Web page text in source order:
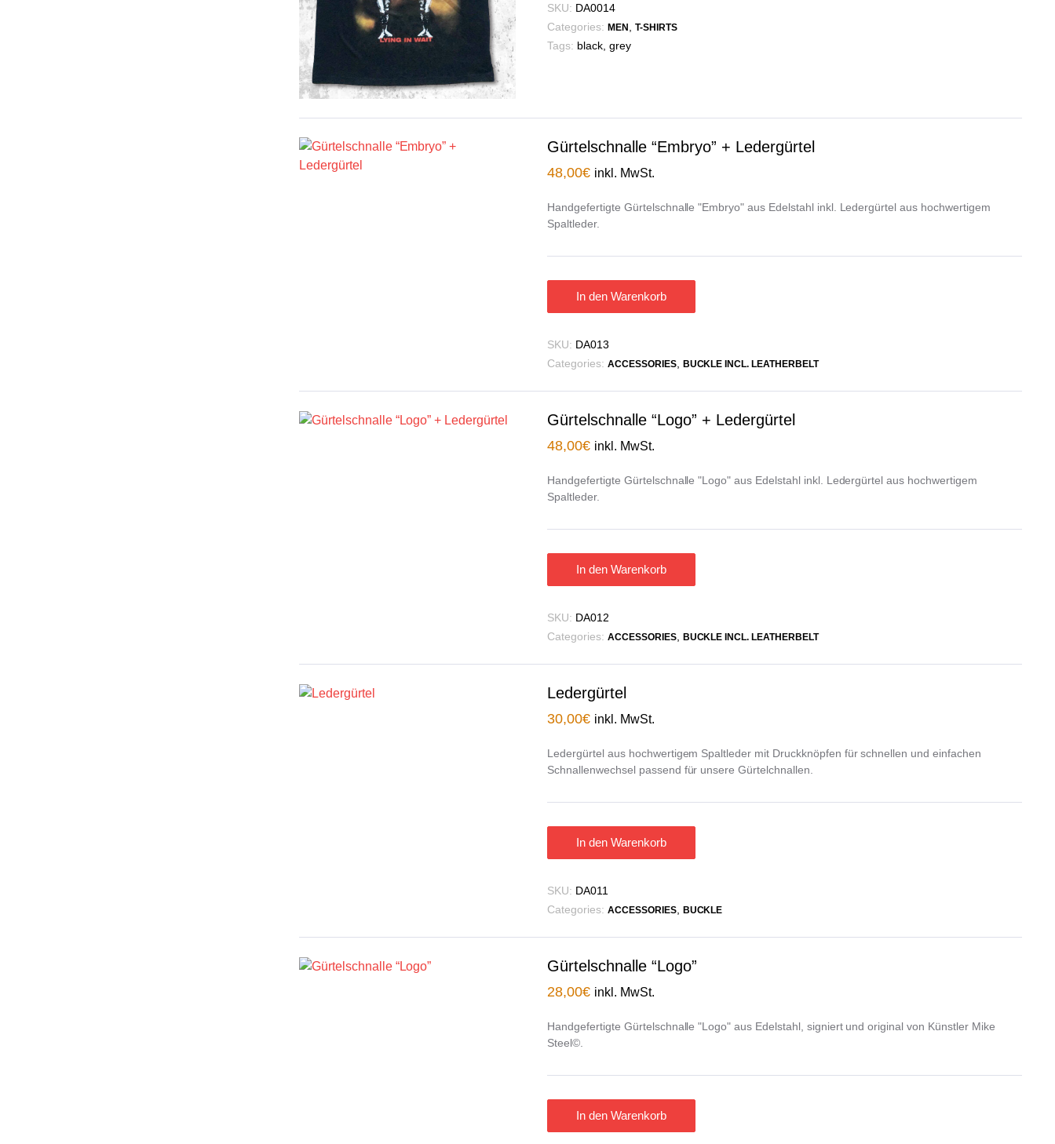
SKU: DA0014
Categories: MEN T-SHIRTS
Tags: black grey
Gürtelschnalle “Embryo” + Ledergürtel
48,00€ inkl. MwSt.
Handgefertigte Gürtelschnalle "Embryo" aus Edelstahl inkl. Ledergürtel aus hochwertigem
Spaltleder.
In den Warenkorb
SKU: DA013
Categories: ACCESSORIES, BUCKLE INCL. LEATHERBELT
Gürtelschnalle “Logo” + Ledergürtel
48,00€ inkl. MwSt.
Handgefertigte Gürtelschnalle "Logo" aus Edelstahl inkl. Ledergürtel aus hochwertigem
Spaltleder.
In den Warenkorb
SKU: DA012
Categories: ACCESSORIES, BUCKLE INCL. LEATHERBELT
Ledergürtel
30,00€ inkl. MwSt.
Ledergürtel aus hochwertigem Spaltleder mit Druckknöpfen für schnellen und einfachen
Schnallenwechsel passend für unsere Gürtelchnallen.
In den Warenkorb
SKU: DA011
Categories: ACCESSORIES, BUCKLE
Gürtelschnalle “Logo”
28,00€ inkl. MwSt.
Handgefertigte Gürtelschnalle "Logo" aus Edelstahl, signiert und original von Künstler Mike
Steel©.
In den Warenkorb